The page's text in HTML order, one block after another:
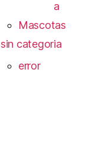
a
Mascotas
sin categoria
error